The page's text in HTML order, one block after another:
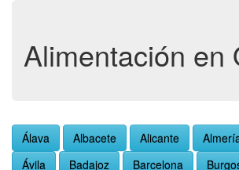
Alimentación en
Álava Albacete Alicante
Ávila
Badajoz Barcelona